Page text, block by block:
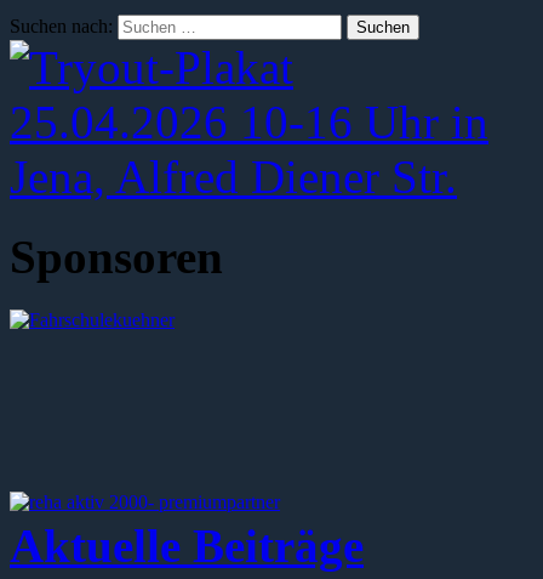
Suchen nach:
Sponsoren
Aktuelle Beiträge